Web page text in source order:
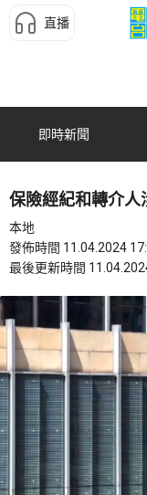
直播
即時新聞
保險經紀和轉介人
本地
發佈時間 11.04.2024
最後更新時間